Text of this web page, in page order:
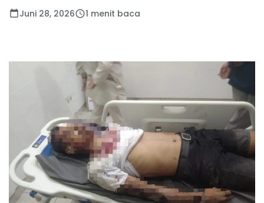
Juni 28, 2026 1 menit baca